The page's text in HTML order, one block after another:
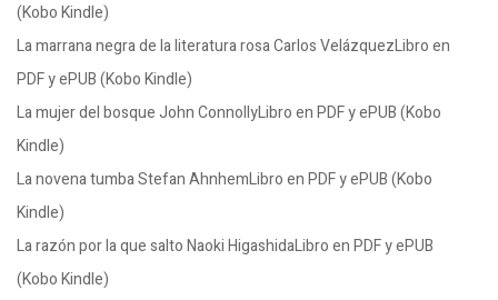
(Kobo Kindle)
La marrana negra de la literatura rosa Carlos VelázquezLibro en
PDF y ePUB (Kobo Kindle)
La mujer del bosque John ConnollyLibro en PDF y ePUB (Kobo
Kindle)
La novena tumba Stefan AhnhemLibro en PDF y ePUB (Kobo
Kindle)
La razón por la que salto Naoki HigashidaLibro en PDF y ePUB
(Kobo Kindle)